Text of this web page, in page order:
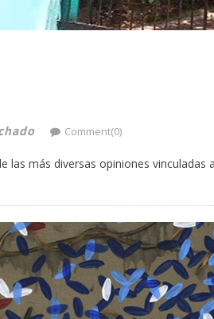
Comment(0)
las más diversas opiniones vinculadas